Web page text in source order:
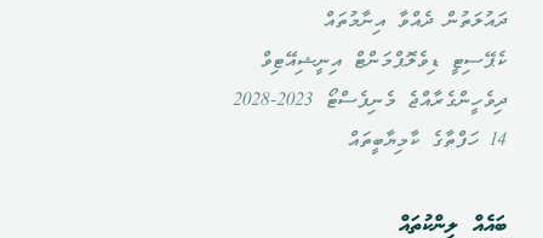
ދައުލަތުން ދެއްވާ އިނާމުތައް
ކެޕޭސިޓީ ޑިވެލޮޕްމަންޓް އިނީޝިއޭޓިވް
ދިވެހީންގެރާއްޖެ މެނިފެސްޓޯ 2023-2028
ބައެއް ލިންކުތައް